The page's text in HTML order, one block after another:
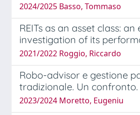
2024/2025 Basso, Tommaso
REITs as an asset class: an
investigation of its
2021/2022 Roggio, Riccardo
Robo-advisor e gestione
tradizionale. Un confronto.
2023/2024 Moretto, Eugeniu